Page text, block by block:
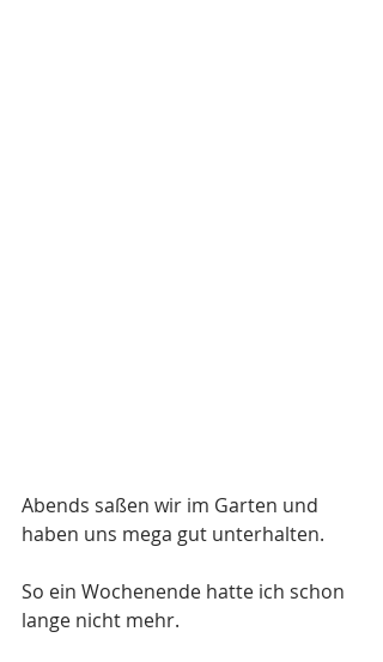
Abends saßen wir im Garten und
haben uns mega gut unterhalten.
So ein Wochenende hatte ich schon
lange nicht mehr.